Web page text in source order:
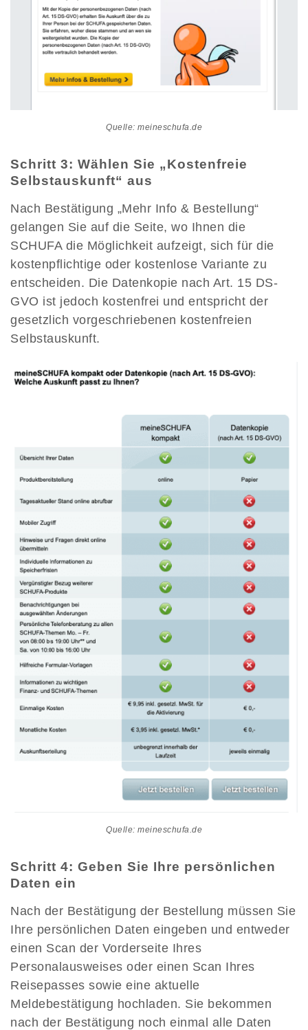
Quelle: meineschufa.de
Schritt 3: Wählen Sie „Kostenfreie
Selbstauskunft“ aus
Nach Bestätigung „Mehr Info & Bestellung“
gelangen Sie auf die Seite, wo Ihnen die
SCHUFA die Möglichkeit aufzeigt, sich für die
kostenpflichtige oder kostenlose Variante zu
entscheiden. Die Datenkopie nach Art. 15 DS-
GVO ist jedoch kostenfrei und entspricht der
gesetzlich vorgeschriebenen kostenfreien
Selbstauskunft.
Quelle: meineschufa.de
Schritt 4: Geben Sie Ihre persönlichen
Daten ein
Nach der Bestätigung der Bestellung müssen Sie
Ihre persönlichen Daten eingeben und entweder
einen Scan der Vorderseite Ihres
Personalausweises oder einen Scan Ihres
Reisepasses sowie eine aktuelle
Meldebestätigung hochladen. Sie bekommen
nach der Bestätigung noch einmal alle Daten